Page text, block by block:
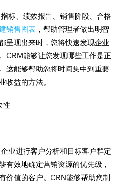
标、绩效报告、销售阶段、合格
销售图表 ，帮助管理者做出明智
呈现出来时，您将快速发现企业
CRM能够让您发现哪些工作是正
这能够帮助您将时间集中到重要
收益的方法。
性
业进行客户分析和目标客户群定
有效地确定营销资源的优先级，
价值的客户。CRN能够帮助您制